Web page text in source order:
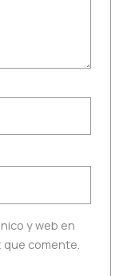
y web en
que comente.